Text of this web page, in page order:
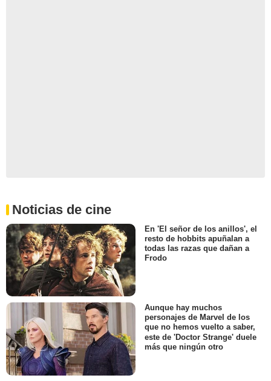
Noticias de cine
En 'El señor de los anillos', el
resto de hobbits apuñalan a
todas las razas que dañan a
Frodo
Aunque hay muchos
personajes de Marvel de los
que no hemos vuelto a saber,
este de 'Doctor Strange' duele
más que ningún otro